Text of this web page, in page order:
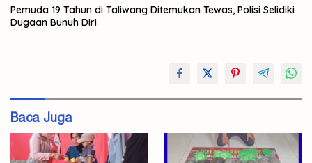
Pemuda 19 Tahun di Taliwang Ditemukan Tewas, Polisi Selidiki
Dugaan Bunuh Diri
SKW
Baca Juga